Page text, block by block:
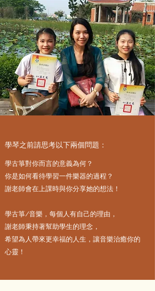
學琴之前請思考以下兩個問題：
學古箏對你而言的意義為何？
你是如何看待學習一件樂器的過程？
謝老師會在上課時與你分享她的想法！
學古箏/音樂，每個人有自己的理由，
謝老師秉持著幫助學生的理念，
希望為人帶來更幸福的人生，讓音樂治癒你的
心靈！